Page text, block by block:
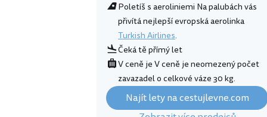
Poletíš s aeroliniemi Na palubách vás
přivítá nejlepší evropská aerolinka
Turkish Airlines.
Čeká tě přímý let
V ceně je V ceně je neomezený počet
zavazadel o celkové váze 30 kg.
Najít lety na cestujlevne.com